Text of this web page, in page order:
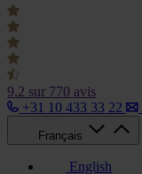
9.2 sur 770 avis
+31 10 433 33 22
Français
English